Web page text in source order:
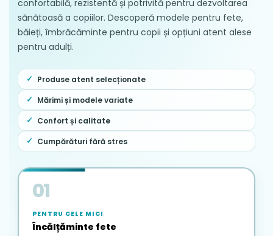
confortabilă, rezistentă și potrivită pentru dezvoltarea
sănătoasă a copiilor. Descoperă modele pentru fete,
băieți, îmbrăcăminte pentru copii și opțiuni atent alese
pentru adulți.
Produse atent selecționate
Mărimi și modele variate
Confort și calitate
Cumpărături fără stres
01
PENTRU CELE MICI
Încălțăminte fete